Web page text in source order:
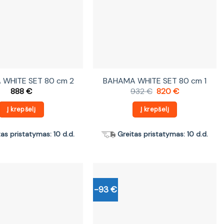
WHITE SET 80 cm 2
888€
Į krepšelį
pristatymas: 10 d.d.
BAHAMA WHITE SET 80 cm 1
932€ Original
was:
932 €.
820€Current
Į krepšelį
Greitas pristatymas: 10 d.d.
-93 €